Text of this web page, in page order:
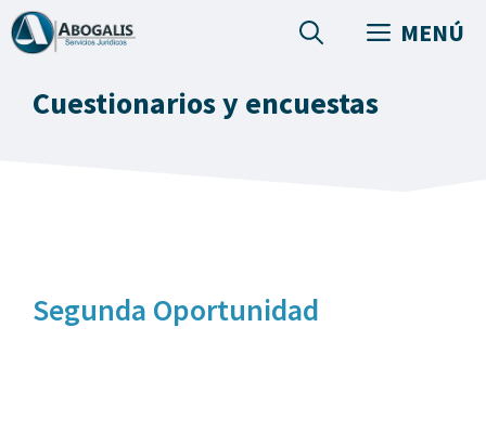
Saltar
al
MENÚ
Cuestionarios y encuestas
Segunda Oportunidad